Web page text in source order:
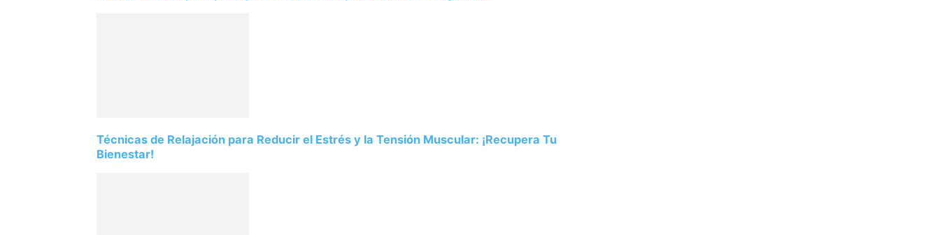
Técnicas de Relajación para Reducir el Estrés y la Tensión Muscular: ¡Recupera Tu
Bienestar!